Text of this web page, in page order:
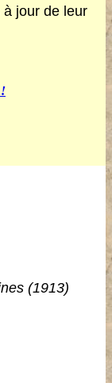
jour de leur
!
(1913)